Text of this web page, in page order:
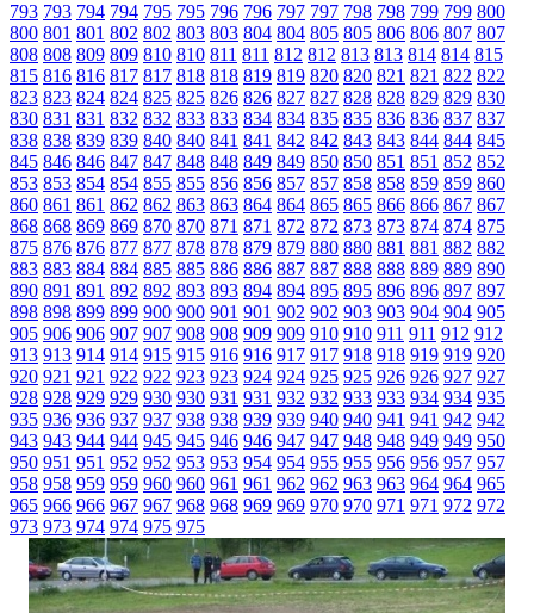
793 793 794 794 795 795 796 796 797 797 798 798 799 799 800
800 801 801 802 802 803 803 804 804 805 805 806 806 807 807
808 808 809 809 810 810 811 811 812 812 813 813 814 814 815
815 816 816 817 817 818 818 819 819 820 820 821 821 822 822
823 823 824 824 825 825 826 826 827 827 828 828 829 829 830
830 831 831 832 832 833 833 834 834 835 835 836 836 837 837
838 838 839 839 840 840 841 841 842 842 843 843 844 844 845
845 846 846 847 847 848 848 849 849 850 850 851 851 852 852
853 853 854 854 855 855 856 856 857 857 858 858 859 859 860
860 861 861 862 862 863 863 864 864 865 865 866 866 867 867
868 868 869 869 870 870 871 871 872 872 873 873 874 874 875
875 876 876 877 877 878 878 879 879 880 880 881 881 882 882
883 883 884 884 885 885 886 886 887 887 888 888 889 889 890
890 891 891 892 892 893 893 894 894 895 895 896 896 897 897
898 898 899 899 900 900 901 901 902 902 903 903 904 904 905
905 906 906 907 907 908 908 909 909 910 910 911 911 912 912
913 913 914 914 915 915 916 916 917 917 918 918 919 919 920
920 921 921 922 922 923 923 924 924 925 925 926 926 927 927
928 928 929 929 930 930 931 931 932 932 933 933 934 934 935
935 936 936 937 937 938 938 939 939 940 940 941 941 942 942
943 943 944 944 945 945 946 946 947 947 948 948 949 949 950
950 951 951 952 952 953 953 954 954 955 955 956 956 957 957
958 958 959 959 960 960 961 961 962 962 963 963 964 964 965
965 966 966 967 967 968 968 969 969 970 970 971 971 972 972
973 973 974 974 975 975